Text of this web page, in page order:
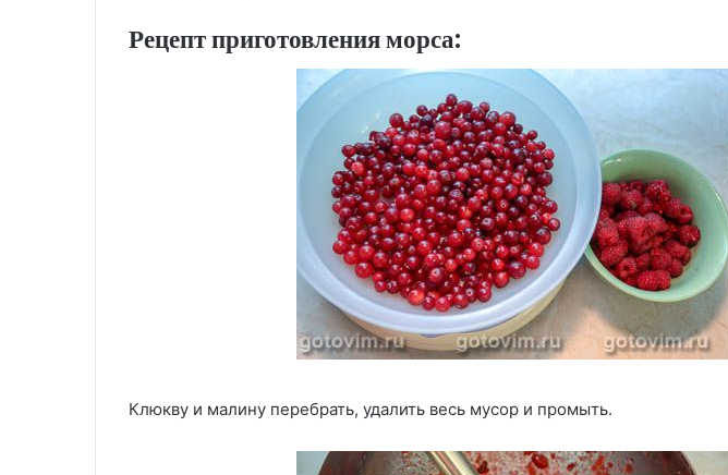
Рецепт приготовления морса:
Клюкву и малину перебрать, удалить весь мусор и промыть.